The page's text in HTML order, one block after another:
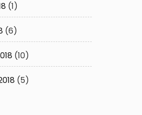
(1)
(6)
(10)
(5)